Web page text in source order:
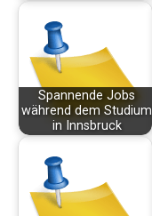
Spannende Jobs
während dem Studium
in Innsbruck